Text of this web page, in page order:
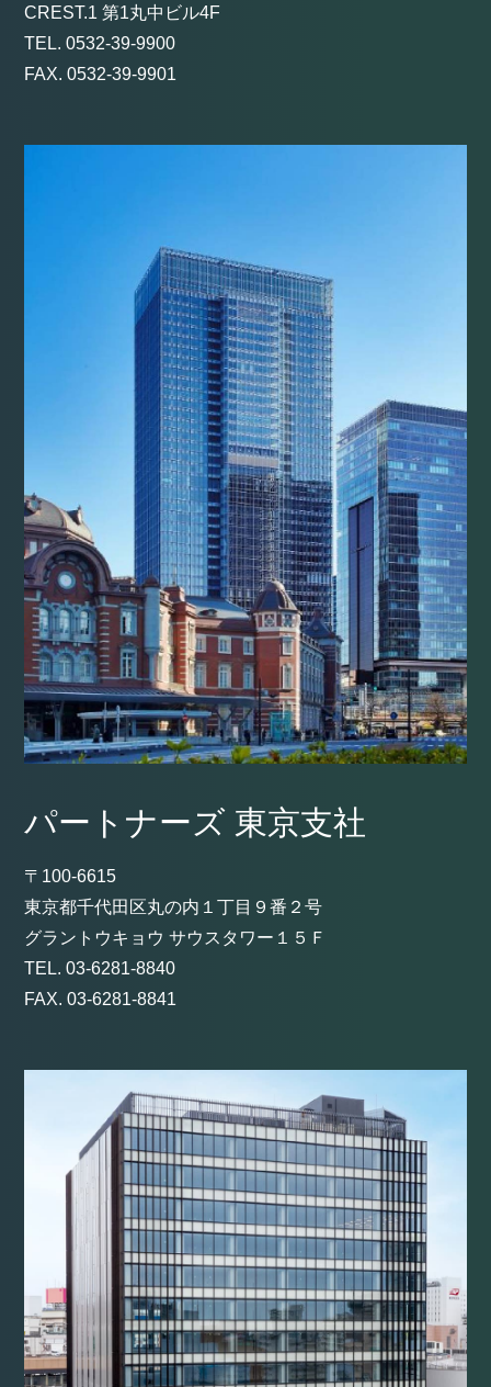
CREST.1 第1丸中ビル4F
TEL. 0532-39-9900
FAX. 0532-39-9901
パートナーズ 東京支社
〒100-6615
東京都千代田区丸の内１丁目９番２号
グラントウキョウ サウスタワー１５Ｆ
TEL. 03-6281-8840
FAX. 03-6281-8841